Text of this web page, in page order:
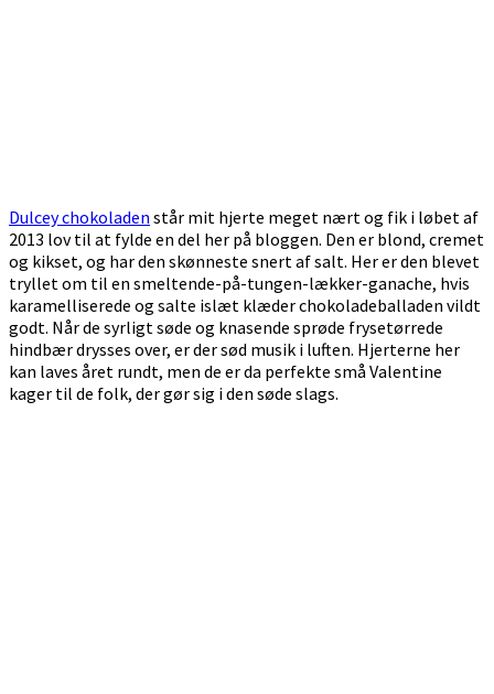
Dulcey chokoladen står mit hjerte meget nært og fik i løbet af
2013 lov til at fylde en del her på bloggen. Den er blond, cremet
og kikset, og har den skønneste snert af salt. Her er den blevet
tryllet om til en smeltende-på-tungen-lækker-ganache, hvis
karamelliserede og salte islæt klæder chokoladeballaden vildt
godt. Når de syrligt søde og knasende sprøde frysetørrede
hindbær drysses over, er der sød musik i luften. Hjerterne her
kan laves året rundt, men de er da perfekte små Valentine
kager til de folk, der gør sig i den søde slags.